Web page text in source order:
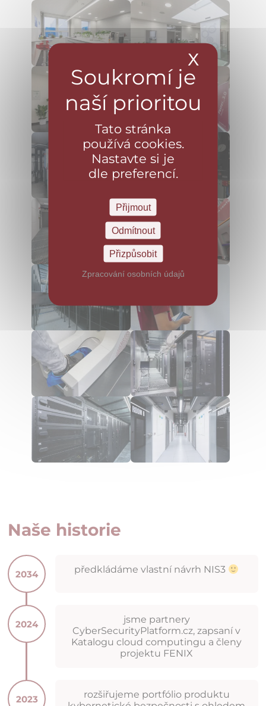
Naše historie
2034 předkládáme vlastní návrh NIS3
2024
jsme partnery
CyberSecurityPlatform.cz, zapsaní v
Katalogu cloud computingu a členy
projektu FENIX
2023
rozšiřujeme portfólio produktu
Tato stránka
používá cookies.
Nastavte si je
dle preferencí.
Přijmout
Odmítnout
Přizpůsobit
Zpracování osobních údajů
X Skrýt